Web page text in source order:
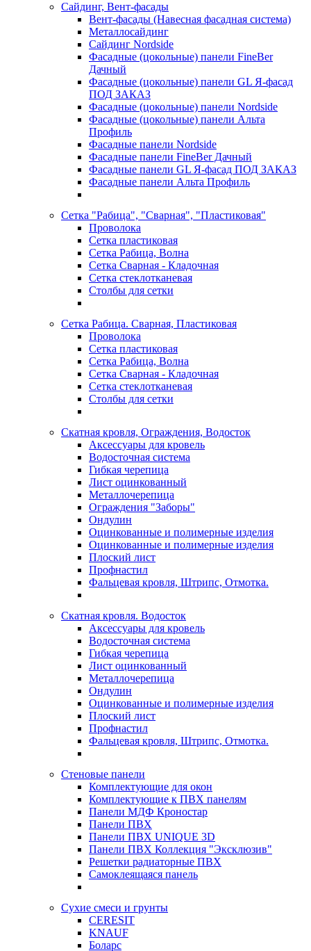
Сайдинг, Вент-фасады
Вент-фасады (Навесная фасадная система)
Металлосайдинг
Сайдинг Nordside
Фасадные (цокольные) панели FineBer
Дачный
Фасадные (цокольные) панели GL Я-фасад
ПОД ЗАКАЗ
Фасадные (цокольные) панели Nordside
Фасадные (цокольные) панели Альта
Профиль
Фасадные панели Nordside
Фасадные панели FineBer Дачный
Фасадные панели GL Я-фасад ПОД ЗАКАЗ
Фасадные панели Альта Профиль
Сетка "Рабица", "Сварная", "Пластиковая"
Проволока
Сетка пластиковая
Сетка Рабица, Волна
Сетка Сварная - Кладочная
Сетка стеклотканевая
Столбы для сетки
Сетка Рабица. Сварная, Пластиковая
Проволока
Сетка пластиковая
Сетка Рабица, Волна
Сетка Сварная - Кладочная
Сетка стеклотканевая
Столбы для сетки
Скатная кровля, Ограждения, Водосток
Аксессуары для кровель
Водосточная система
Гибкая черепица
Лист оцинкованный
Металлочерепица
Ограждения "Заборы"
Ондулин
Оцинкованные и полимерные изделия
Оцинкованные и полимерные изделия
Плоский лист
Профнастил
Фальцевая кровля, Штрипс, Отмотка.
Скатная кровля. Водосток
Аксессуары для кровель
Водосточная система
Гибкая черепица
Лист оцинкованный
Металлочерепица
Ондулин
Оцинкованные и полимерные изделия
Плоский лист
Профнастил
Фальцевая кровля, Штрипс, Отмотка.
Стеновые панели
Комплектующие для окон
Комплектующие к ПВХ панелям
Панели МДФ Кроностар
Панели ПВХ
Панели ПВХ UNIQUE 3D
Панели ПВХ Коллекция "Эксклюзив"
Решетки радиаторные ПВХ
Самоклеящаяся панель
Сухие смеси и грунты
CERESIT
KNAUF
Боларс